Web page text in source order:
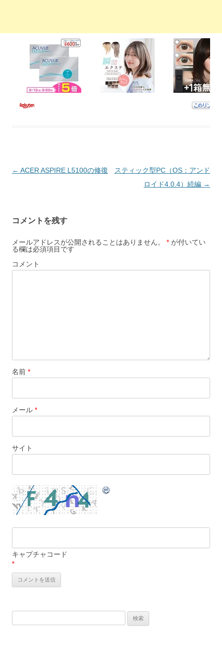
投稿ナビゲーション
← ACER ASPIRE L5100の修復
スティック型PC（OS：アンド
ロイド4.0.4）続編 →
コメントを残す
メールアドレスが公開されることはありません。 * が付いてい
る欄は必須項目です
コメント
名前 *
メール *
サイト
キャプチャコード
*